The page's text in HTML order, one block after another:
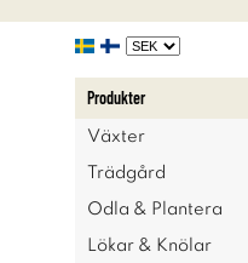
Produkter
Växter
Trädgård
Odla & Plantera
Lökar & Knölar